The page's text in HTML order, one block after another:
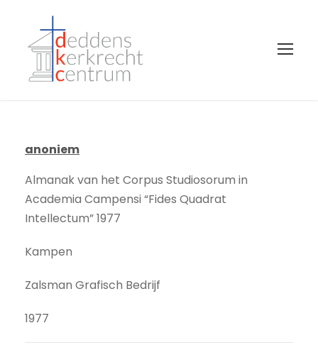
anoniem
Almanak van het Corpus Studiosorum in
Academia Campensi “Fides Quadrat
Intellectum” 1977
Kampen
Zalsman Grafisch Bedrijf
1977